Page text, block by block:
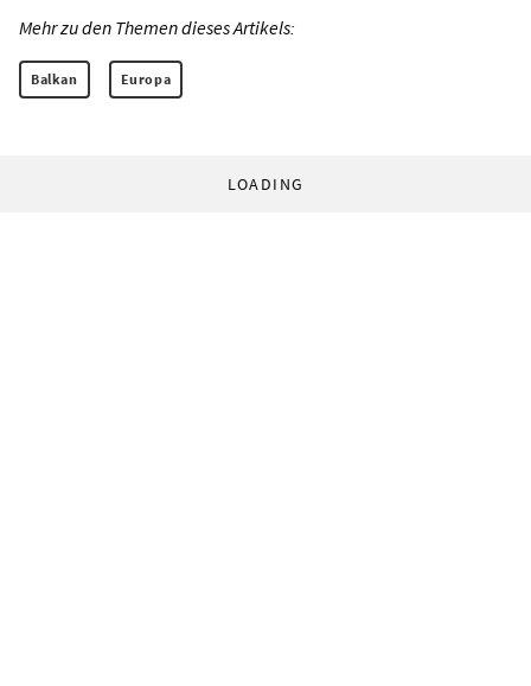
Mehr zu den Themen dieses Artikels:
Balkan Europa
LOADING